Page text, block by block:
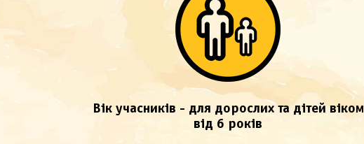
Вік учасників - для дорослих та дітей віком
від 6 років